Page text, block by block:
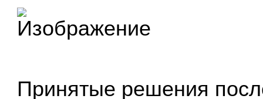
Принятые решения